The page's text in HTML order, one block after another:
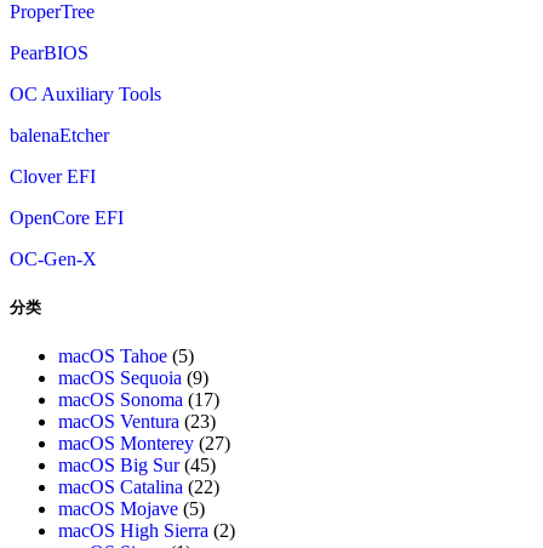
ProperTree
PearBIOS
OC Auxiliary Tools
balenaEtcher
Clover EFI
OpenCore EFI
OC-Gen-X
分类
macOS Tahoe (5)
macOS Sequoia (9)
macOS Sonoma (17)
macOS Ventura (23)
macOS Monterey (27)
macOS Big Sur(45)
macOS Catalina (22)
macOS Mojave (5)
macOS High Sierra (2)